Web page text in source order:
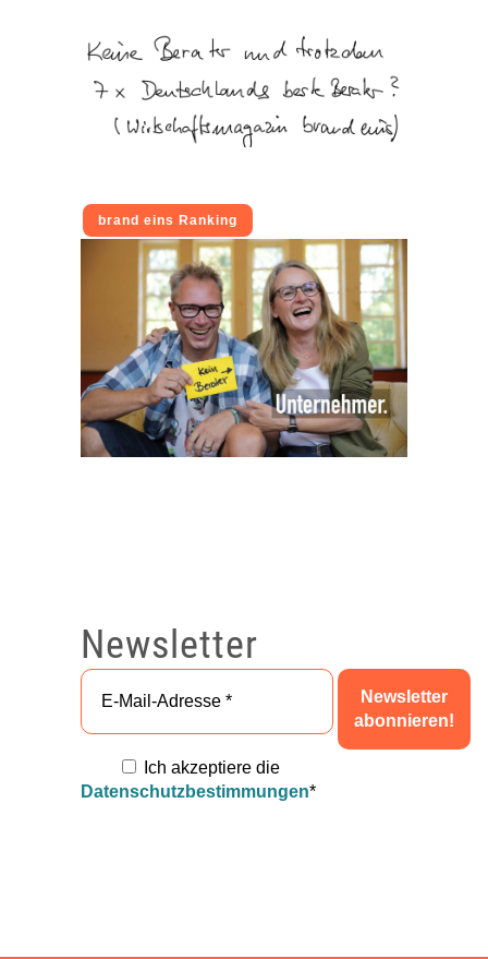
brand eins Ranking
Newsletter
Ich akzeptiere die
Datenschutzbestimmungen*